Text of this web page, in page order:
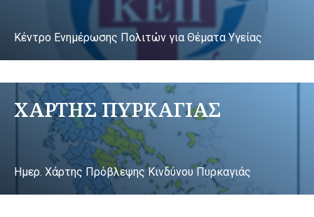
Κέντρο Ενημέρωσης Πολιτών για Θέματα Υγείας
ΧΑΡΤΗΣ ΠΥΡΚΑΓΙΑΣ
Ημερ. Χάρτης Πρόβλεψης Κινδύνου Πυρκαγιάς